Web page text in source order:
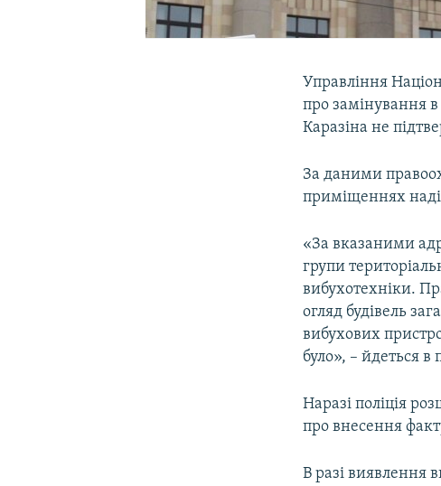
Управління
про замінування
Каразіна не
За даними
приміщеннях
«За вказаними
групи
вибухотехніки.
огляд будівель
вибухових
було», – йдеться в
Наразі поліція
про внесення
В разі виявлення